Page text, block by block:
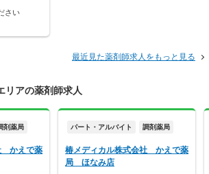
さい
最近見た薬剤師求人をもっと見る
リアの薬剤師求人
剤薬局
かえで薬
パート・アルバイト 調剤薬局
椿メディカル株式会社 かえで薬
局 ほなみ店